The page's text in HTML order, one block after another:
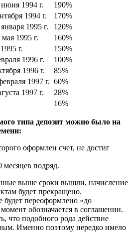
1994 г.
190%
1994 г.
170%
1995 г.
120%
1995 г.
160%
г.
150%
1996 г.
100%
1996 г.
85%
1997 г. 60%
1997 г.
28%
16%
типа депозит можно было на
оформлен счет, не достиг
месяцев подряд.
выше сроки вышли, начисление
будет прекращено.
будет переоформлено «до
обозначается в соглашении.
что подобного рода действие
Именно поэтому нередко имело